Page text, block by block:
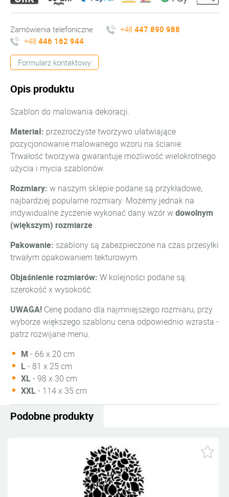
Zamówienia telefoniczne +48 447 890 988
+48 446 162 944
Formularz kontaktowy
Opis produktu
Szablon do malowania dekoracji.
Materiał: przezroczyste tworzywo ułatwiające
pozycjonowanie malowanego wzoru na ścianie.
Trwałość tworzywa gwarantuje możliwość wielokrotnego
użycia i mycia szablonów.
Rozmiary: w naszym sklepie podane są przykładowe,
najbardziej popularne rozmiary. Możemy jednak na
indywidualne życzenie wykonać dany wzór wdowolnym
(większym) rozmiarze.
Pakowanie: szablony są zabezpieczone na czas przesyłki
trwałym opakowaniem tekturowym.
Objaśnienie rozmiarów: W kolejności podane są:
szerokość x wysokość.
UWAGA! Cenę podano dla najmniejszego rozmiaru, przy
wyborze większego szablonu cena odpowiednio wzrasta -
patrz rozwijane menu.
M - 66 x 20 cm
L- 81 x 25 cm
XL- 98 x 30 cm
XXL- 114 x 35 cm
Podobne produkty